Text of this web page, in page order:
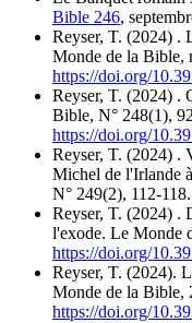
Bible 246,
Reyser, T. (2024) .
Monde de la Bible,
https://doi.org/
Reyser, T. (2024) .
Bible, N° 248(1),
https://doi.org/
Reyser, T. (2024) .
Michel de l'Irlande
N° 249(2), 112-118.
Reyser, T. (2024) .
l'exode. Le Monde
https://doi.org/
Reyser, T. (2024).
Monde de la Bible,
https://doi.org/